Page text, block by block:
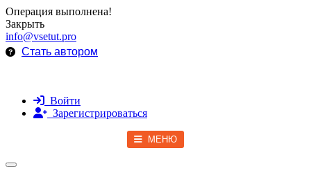
Операция выполнена!
Закрыть
info@vsetut.pro
Стать автором
Войти
Зарегистрироваться
МЕНЮ
Toggle navigation